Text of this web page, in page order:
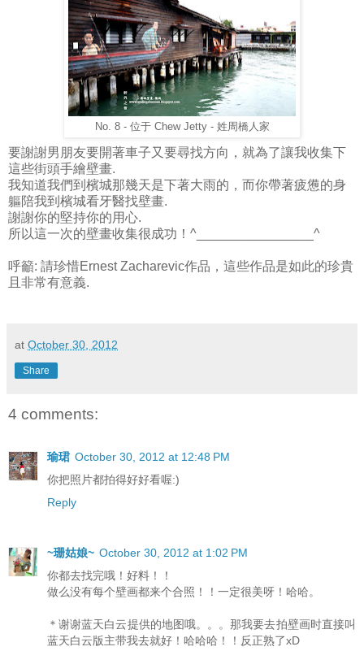
No. 8 - 位于 Chew Jetty - 姓周橋人家
要謝謝男朋友要開著車子又要尋找方向，就為了讓我收集下
這些街頭手繪壁畫.
我知道我們到檳城那幾天是下著大雨的，而你帶著疲憊的身
軀陪我到檳城看牙醫找壁畫.
謝謝你的堅持你的用心.
所以這一次的壁畫收集很成功！^________________^
呼籲: 請珍惜Ernest Zacharevic作品，這些作品是如此的珍貴
且非常有意義.
at October 30, 2012
Share
4 comments:
瑜珺 October 30, 2012 at 12:48 PM
你把照片都拍得好好看喔:)
Reply
~珊姑娘~ October 30, 2012 at 1:02 PM
你都去找完哦！好料！！
做么没有每个壁画都来个合照！！一定很美呀！哈哈。
＊谢谢蓝天白云提供的地图哦。。。那我要去拍壁画时直接叫
蓝天白云版主带我去就好！哈哈哈！！反正熟了xD